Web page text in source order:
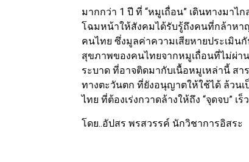
มากกว่า 1 ปี ที่ “หมูเถื่อน” เดินทางมาไ
โฉมหน้าให้สังคมได้รับรู้ถึงคนที่กล้าหา
คนไทย ซึ่งมูลค่าความเสียหายประเมิน
สุขภาพของคนไทยจากหมูเถื่อนที่ไม่ผ่า
ระบาด ที่อาจติดมากับเนื้อหมูเหล่านี้ สา
ทางตะวันตก ที่ยังอนุญาตให้ใช้ได้ ล้วน
ไทย ที่ต้องเร่งกวาดล้างให้ถึง “จุดจบ” เร็
โดย..อัปสร พรสวรรค์ นักวิชาการอิสระ